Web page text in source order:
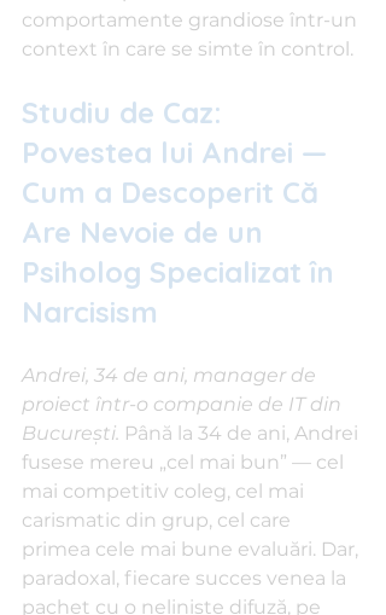
comportamente grandiose într-un
context în care se simte în control.
Studiu de Caz:
Povestea lui Andrei —
Cum a Descoperit Că
Are Nevoie de un
Psiholog Specializat în
Narcisism
Andrei, 34 de ani, manager de
proiect într-o companie de IT din
București. Până la 34 de ani, Andrei
fusese mereu „cel mai bun” — cel
mai competitiv coleg, cel mai
carismatic din grup, cel care
primea cele mai bune evaluări. Dar,
paradoxal, fiecare succes venea la
pachet cu o neliniște difuză, pe